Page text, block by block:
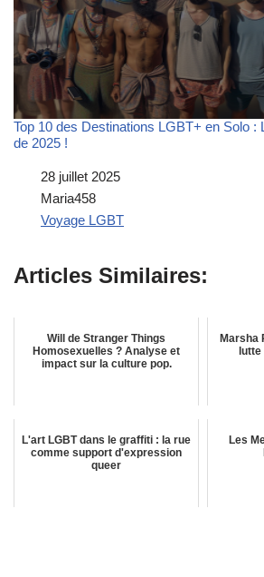
Top 10 des Destinations LGBT+ en Solo :
de 2025 !
Date28 juillet 2025
AuteurMaria458
Par rapport à
Voyage LGBT
Articles Similaires:
Will de Stranger Things
Homosexuelles ? Analyse et
impact sur la culture pop.
Marsha
lutte
L'art LGBT dans le graffiti : la rue
comme support d'expression
queer
Les